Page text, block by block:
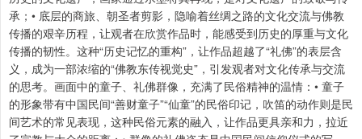
承；• 底层的商旅、朝圣者剪影，隐喻着丝绸之路的文化交流与佛教
传播的艰辛历程，让观者在欣赏作品时，能感受到历史的厚重与文化
传播的韧性。这种“历史记忆的重构”，让作品超越了“礼佛”的表层含
义，成为一部浓缩的“佛教东传视觉史”，引发观者对文化传承与交流
的思考。画面中的童子、礼佛群像，充满了民俗精神的温情：• 童子
的形象带有中国民间“善财童子”“仙童”的民俗印记，吹笛的动作则是民
间艺术的常见表现，这种民俗元素的融入，让作品更具亲和力，拉近